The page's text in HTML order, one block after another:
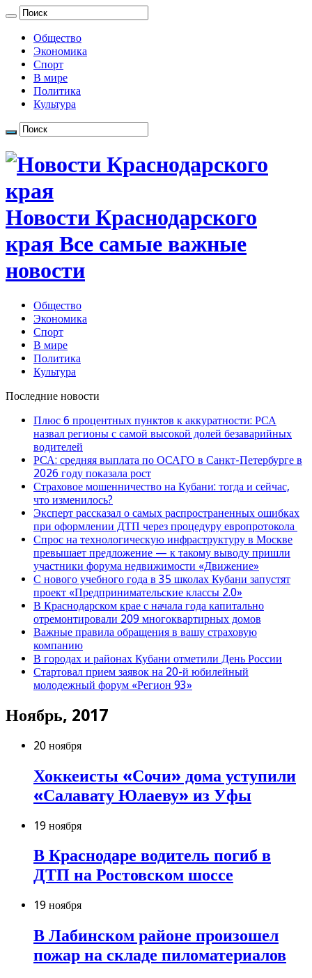
Общество
Экономика
Спорт
В мире
Политика
Культура
Новости Краснодарского
края Все самые важные
новости
Общество
Экономика
Спорт
В мире
Политика
Культура
Последние новости
Плюс 6 процентных пунктов к аккуратности: РСА
назвал регионы с самой высокой долей безаварийных
водителей
РСА: средняя выплата по ОСАГО в Санкт-Петербурге в
2026 году показала рост
Страховое мошенничество на Кубани: тогда и сейчас,
что изменилось?
Эксперт рассказал о самых распространенных ошибках
при оформлении ДТП через процедуру европротокола
Спрос на технологическую инфраструктуру в Москве
превышает предложение — к такому выводу пришли
участники форума недвижимости «Движение»
С нового учебного года в 35 школах Кубани запустят
проект «Предпринимательские классы 2.0»
В Краснодарском крае с начала года капитально
отремонтировали 209 многоквартирных домов
Важные правила обращения в вашу страховую
компанию
В городах и районах Кубани отметили День России
Стартовал прием заявок на 20-й юбилейный
молодежный форум «Регион 93»
Ноябрь, 2017
20 ноября
Хоккеисты «Сочи» дома уступили
«Салавату Юлаеву» из Уфы
19 ноября
В Краснодаре водитель погиб в
ДТП на Ростовском шоссе
19 ноября
В Лабинском районе произошел
пожар на складе пиломатериалов